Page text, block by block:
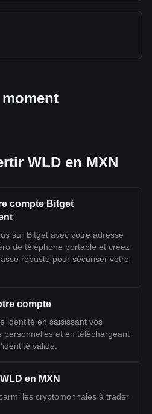
WLD en MXN
compte Bitget
sur Bitget avec votre adresse
de téléphone portable et créez
robuste pour sécuriser votre
compte
identité en saisissant vos
personnelles et en téléchargeant
valide.
en MXN
les cryptomonnaies à trader